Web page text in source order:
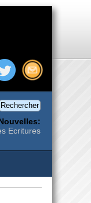
Nouvelles:
Ecritures